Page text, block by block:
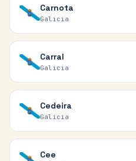
Carnota
Galicia
Carral
Galicia
Cedeira
Galicia
Cee